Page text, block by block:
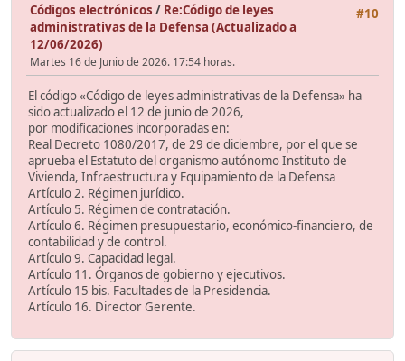
#10
Códigos electrónicos / Re:Código de leyes
administrativas de la Defensa (Actualizado a
12/06/2026)
Martes 16 de Junio de 2026. 17:54 horas.
El código «Código de leyes administrativas de la Defensa» ha
sido actualizado el 12 de junio de 2026,
por modificaciones incorporadas en:
Real Decreto 1080/2017, de 29 de diciembre, por el que se
aprueba el Estatuto del organismo autónomo Instituto de
Vivienda, Infraestructura y Equipamiento de la Defensa
Artículo 2. Régimen jurídico.
Artículo 5. Régimen de contratación.
Artículo 6. Régimen presupuestario, económico-financiero, de
contabilidad y de control.
Artículo 9. Capacidad legal.
Artículo 11. Órganos de gobierno y ejecutivos.
Artículo 15 bis. Facultades de la Presidencia.
Artículo 16. Director Gerente.